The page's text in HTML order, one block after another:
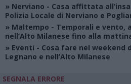
» Nerviano - Casa affittata
Polizia Locale di Nerviano e
» Maltempo - Temporali e vento,
nell’Alto Milanese fino alla
» Eventi - Cosa fare nel weekend
Legnano e nell’Alto Milanese
SEGNALA ERRORE